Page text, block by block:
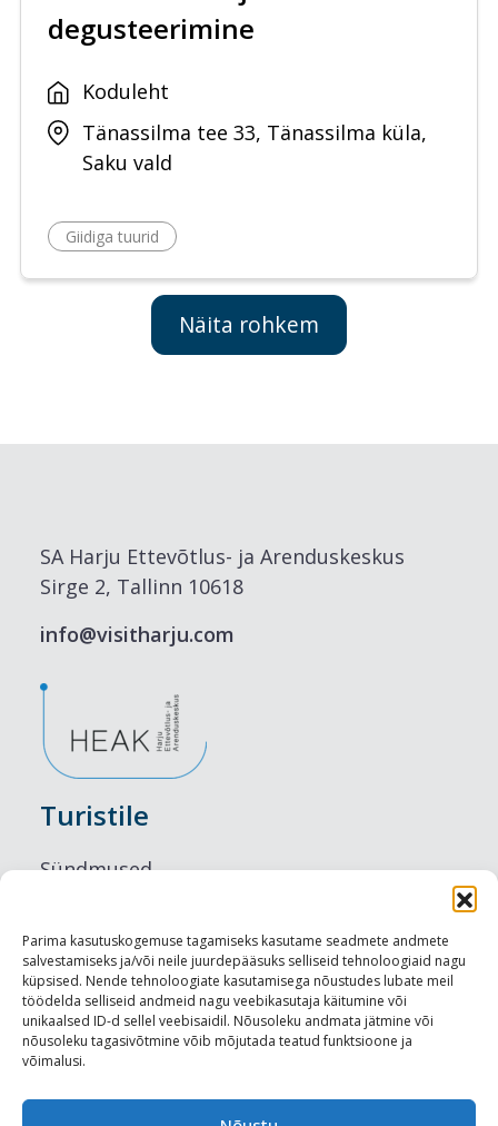
Parima kasutuskogemuse tagamiseks kasutame seadmete andmete
salvestamiseks ja/või neile juurdepääsuks selliseid tehnoloogiaid nagu
küpsised. Nende tehnoloogiate kasutamisega nõustudes lubate meil
töödelda selliseid andmeid nagu veebikasutaja käitumine või
unikaalsed ID-d sellel veebisaidil. Nõusoleku andmata jätmine või
nõusoleku tagasivõtmine võib mõjutada teatud funktsioone ja
võimalusi.
degusteerimine
Koduleht
Tänassilma tee 33, Tänassilma küla,
Saku vald
Giidiga tuurid
Näita rohkem
SA Harju Ettevõtlus- ja Arenduskeskus
Sirge 2, Tallinn 10618
info@visitharju.com
Turistile
Sündmused
Maitseelamused
Vaatamisväärsused
Visit Tallinn